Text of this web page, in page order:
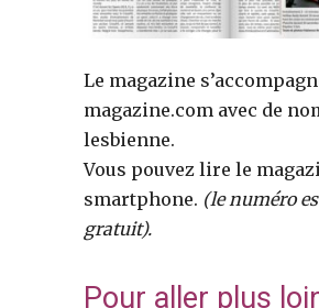
Le magazine
magazine.com avec de
lesbienne.
Vous pouvez lire le
smartphone. (le numéro
gratuit).
Pour aller plus